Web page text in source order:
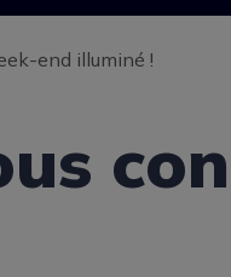
end illuminé !